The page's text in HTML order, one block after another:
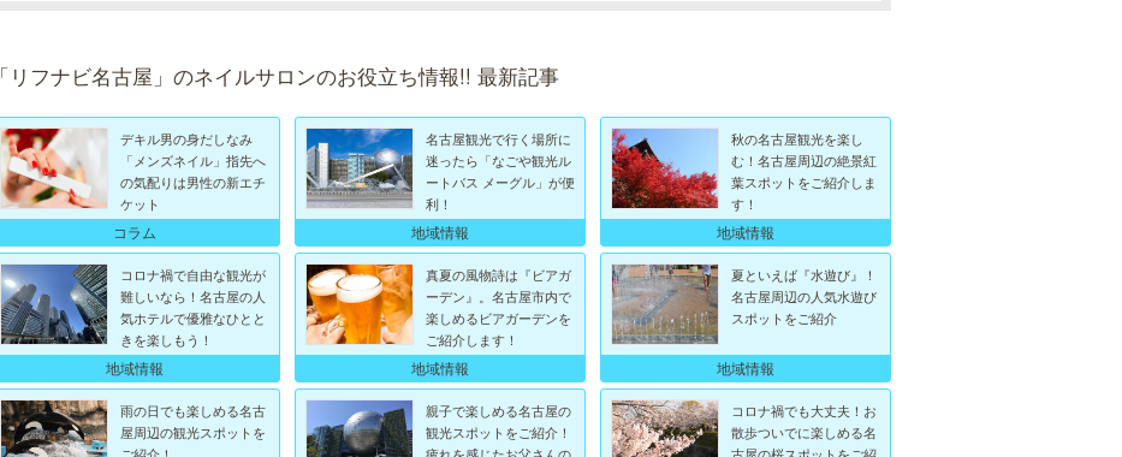
「リフナビ名古屋」のネイルサロンのお役立ち情報!! 最新記事
デキル男の身だしなみ
「メンズネイル」指先へ
の気配りは男性の新エチ
ケット
コラム
名古屋観光で行く場所に
迷ったら「なごや観光ル
ートバス メーグル」が便
利！
地域情報
秋の名古屋観光を楽し
む！名古屋周辺の絶景紅
葉スポットをご紹介しま
す！
地域情報
コロナ禍で自由な観光が
難しいなら！名古屋の人
気ホテルで優雅なひとと
きを楽しもう！
地域情報
真夏の風物詩は『ビアガ
ーデン』。名古屋市内で
楽しめるビアガーデンを
ご紹介します！
地域情報
夏といえば『水遊び』！
名古屋周辺の人気水遊び
スポットをご紹介
地域情報
雨の日でも楽しめる名古
屋周辺の観光スポットを
親子で楽しめる名古屋の
観光スポットをご紹介！
コロナ禍でも大丈夫！お
散歩ついでに楽しめる名